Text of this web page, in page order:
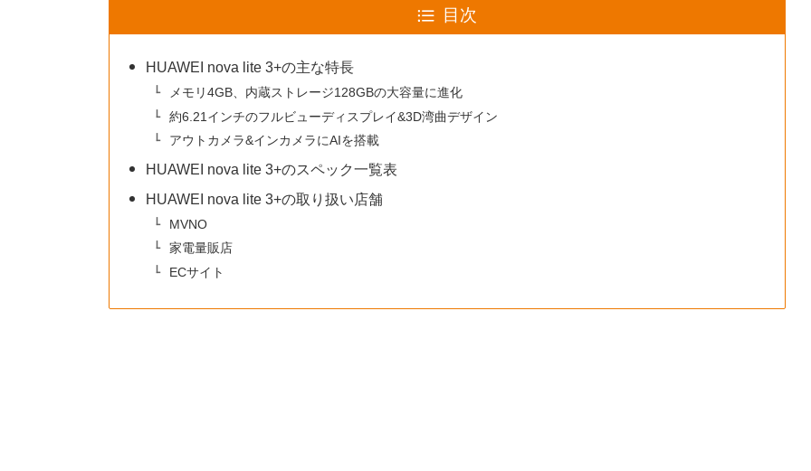
目次
HUAWEI nova lite 3+の主な特長
メモリ4GB、内蔵ストレージ128GBの大容量に進化
約6.21インチのフルビューディスプレイ&3D湾曲デザイン
アウトカメラ&インカメラにAIを搭載
HUAWEI nova lite 3+のスペック一覧表
HUAWEI nova lite 3+の取り扱い店舗
MVNO
家電量販店
ECサイト